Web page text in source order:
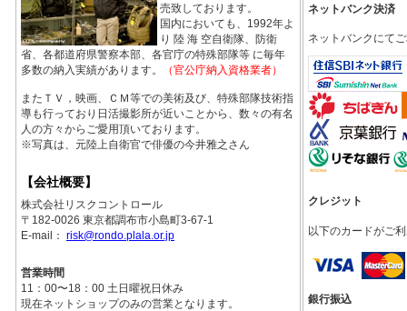
売致しております。
国内においても、1992年よ
り 陸 海 空自衛隊、防衛
省、各都道府県警察本部、各官庁の特殊部隊等 に毎年
多数の納入実績があります。
（官公庁納入資格業者）
またＴＶ，映画、ＣＭ等での美術及び、特殊部隊技術指
導も行っており日活撮影所が近いことから、数々の有名
人の方々からご愛用頂いております。
※写真は、元陸上自衛官で俳優の今井雅之さん
【会社概要】
株式会社リスクコントロール
〒182-0026 東京都調布市小島町3-67-1
E-mail： risk@rondo.plala.or.jp
営業時間
11：00〜18：00 土日曜祝日休み
現在ネットショップのみの営業となります。
ネットバンク決済
ネットバンクにて
クレジット
以下のカードがご
銀行振込